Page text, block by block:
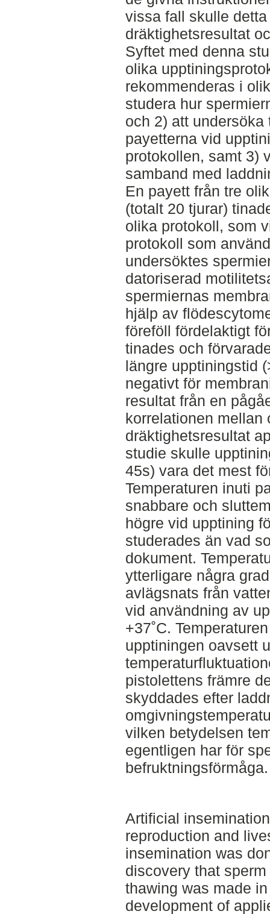
vissa fall skulle
dräktighetsresultat
Syftet med denna
olika
rekommenderas i
studera hur
och 2) att
payetterna vid
protokollen, samt 3)
samband med
En payett från tre
(totalt 20 tjurar)
olika protokoll, som
protokoll som
undersöktes
datoriserad
spermiernas
hjälp av
föreföll fördelaktigt
tinades och
längre upptiningstid
negativt för
resultat från en
korrelationen mellan
dräktighetsresultat
studie skulle
45s) vara det mest
Temperaturen inuti
snabbare och
högre vid upptining
studerades än vad
dokument.
ytterligare några
avlägsnats från
vid användning av
+37˚C.
upptiningen oavsett
pistolettens främre
skyddades efter
vilken betydelsen
egentligen har för
befruktningsförmåga.
Artificial
reproduction and
insemination was
discovery that
thawing was made
development of